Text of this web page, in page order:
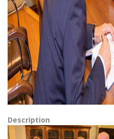
Description